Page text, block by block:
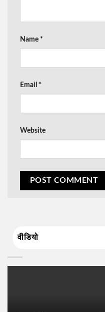
Name *
Email *
Website
वीडियो